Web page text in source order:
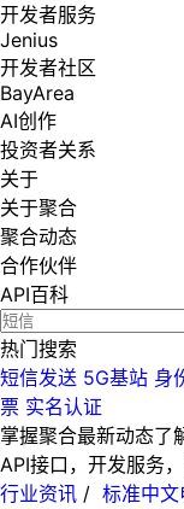
开发者服务
Jenius
开发者社区
BayArea
AI创作
投资者关系
关于
关于聚合
聚合动态
合作伙伴
API百科
热门搜索
短信发送 5G基站 身
票 实名认证
掌握聚合最新动态了
API接口，开发服务
行业资讯 / 标准中